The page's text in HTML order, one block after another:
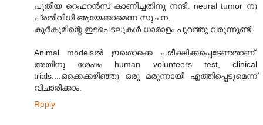
പുതിയ റെഫറന്‍സ് കാണിച്ചതിനു നന്ദി. neural tumor നു
പ്രതിവിധി ആയേക്കാമെന്ന സൂചന.
കുര്‍കുമിന്റെ ഇടപെടലുകള്‍ ധാരാളം പുറത്തു വരുന്നുണ്ട്.
Animal modelsല്‍ ഇതൊക്കെ പരീക്ഷിക്കപ്പെടേണ്ടതാണ്.
അതിനു ശേഷം human volunteers test, clinical
trials....ഒക്കെക്കഴിഞ്ഞു ഒരു മരുന്നായി എത്തിപ്പെടുമെന്ന്
വിചാരിക്കാം.
Reply